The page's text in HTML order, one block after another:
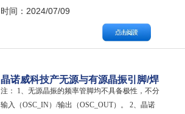
的频率管脚也不能接触到晶振的金属外壳，否则
均会引发晶振停振。 注： 如果为四脚无源晶振，
如晶诺威科技产四脚无源晶振脚1和脚3为频率管
脚，它们之间不能短路，也不能与晶振金属外壳
时间：2024/07/09
晶诺威科技产无源与有源晶振引脚/焊
盘功能说明
注： 1、无源晶振的频率管脚均不具备极性，不分
输入（OSC_IN）/输出（OSC_OUT）。 2、晶诺